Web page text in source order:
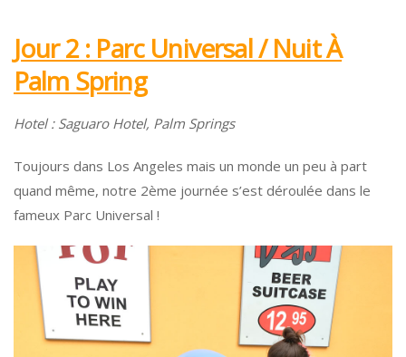
Jour 2 : Parc Universal / Nuit À
Palm Spring
Hotel : Saguaro Hotel, Palm Springs
Toujours dans Los Angeles mais un monde un peu à part
quand même, notre 2ème journée s’est déroulée dans le
fameux Parc Universal !